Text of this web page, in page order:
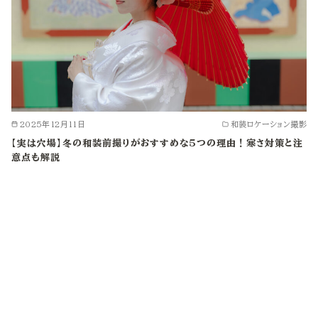
2025年12月11日 和装ロケーション撮影
【実は穴場】冬の和装前撮りがおすすめな5つの理由！寒さ対策と注
意点も解説